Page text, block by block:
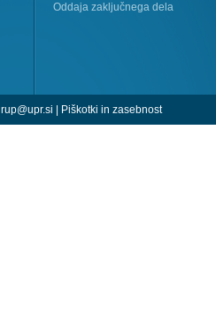
Oddaja zaključnega dela
rup@upr.si | Piškotki in zasebnost